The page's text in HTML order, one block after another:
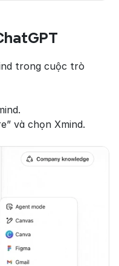
trong cuộc trò
và chọn Xmind.